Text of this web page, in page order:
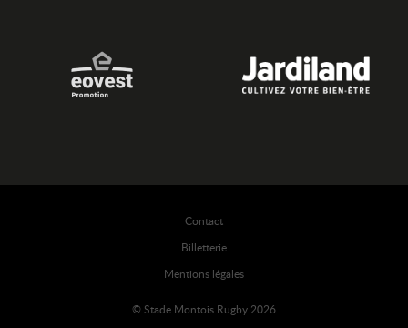
Contact
Billetterie
Mentions légales
© Stade Montois Rugby 2026